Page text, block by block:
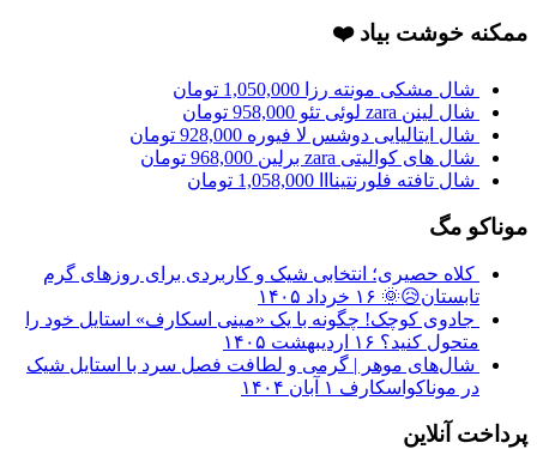
ممکنه خوشت بیاد ❤️
شال مشکی مونته رزا 1,050,000 تومان
شال لینن zara لوئی تئو
958,000 تومان
شال ایتالیایی دوشس لا فیوره 928,000 تومان
شال های کوالیتی zara برلین
968,000 تومان
شال تافته فلورنتینااا 1,058,000 تومان
موناکو مگ
کلاه حصیری؛ انتخابی شیک و کاربردی برای روزهای گرم
تابستان😥🌞 ۱۶ خرداد ۱۴۰۵
جادوی کوچک! چگونه با یک «مینی اسکارف» استایل خود را
متحول کنید؟ ۱۶ اردیبهشت ۱۴۰۵
شال‌های موهر | گرمی و لطافت فصل سرد با استایل شیک
در موناکواسکارف ۱ آبان ۱۴۰۴
پرداخت آنلاین